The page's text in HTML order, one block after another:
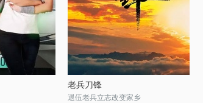
老兵刀锋
退伍老兵立志改变家乡